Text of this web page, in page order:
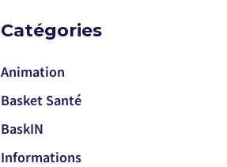
Catégories
Animation
Basket Santé
BaskIN
Informations